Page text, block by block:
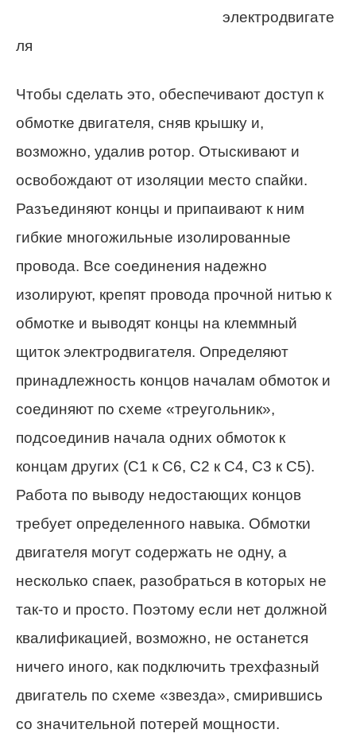
электродвигате
ля
Чтобы сделать это, обеспечивают доступ к
обмотке двигателя, сняв крышку и,
возможно, удалив ротор. Отыскивают и
освобождают от изоляции место спайки.
Разъединяют концы и припаивают к ним
гибкие многожильные изолированные
провода. Все соединения надежно
изолируют, крепят провода прочной нитью к
обмотке и выводят концы на клеммный
щиток электродвигателя. Определяют
принадлежность концов началам обмоток и
соединяют по схеме «треугольник»,
подсоединив начала одних обмоток к
концам других (С1 к С6, С2 к С4, С3 к С5).
Работа по выводу недостающих концов
требует определенного навыка. Обмотки
двигателя могут содержать не одну, а
несколько спаек, разобраться в которых не
так-то и просто. Поэтому если нет должной
квалификацией, возможно, не останется
ничего иного, как подключить трехфазный
двигатель по схеме «звезда», смирившись
со значительной потерей мощности.